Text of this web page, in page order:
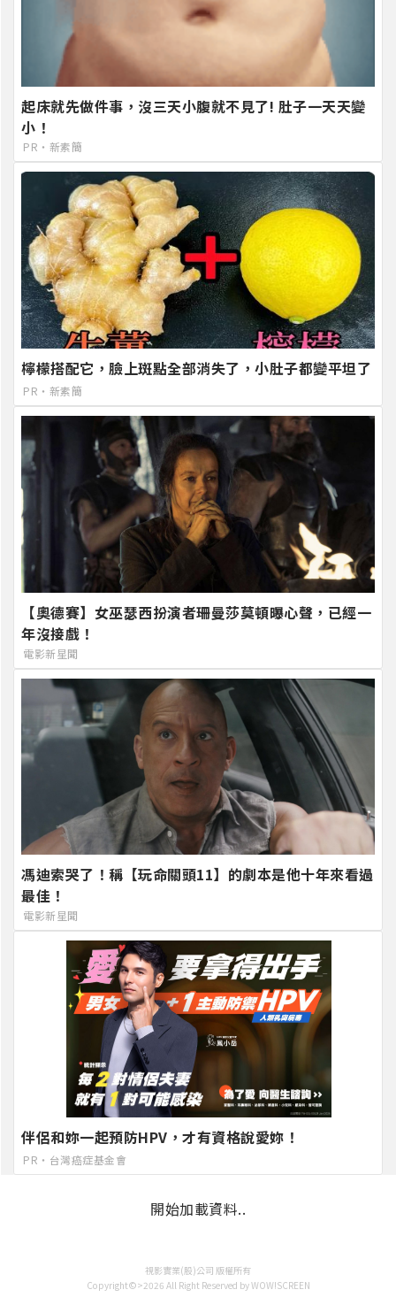
起床就先做件事，沒三天小腹就不見了! 肚子一天天變
小！
PR・新素簡
檸檬搭配它，臉上斑點全部消失了，小肚子都變平坦了
PR・新素簡
【奧德賽】女巫瑟西扮演者珊曼莎莫頓曝心聲，已經一
年沒接戲！
電影新星聞
馮迪索哭了！稱【玩命關頭11】的劇本是他十年來看過
最佳！
電影新星聞
伴侶和妳一起預防HPV，才有資格說愛妳！
PR・台灣癌症基金會
開始加載資料..
視影實業(股)公司 版權所有
Copyright©>2026 All Right Reserved by WOW!SCREEN